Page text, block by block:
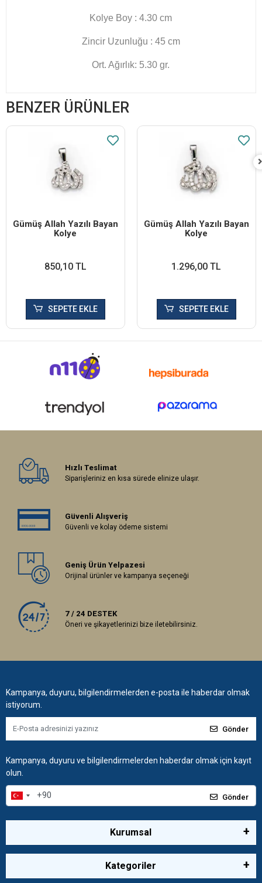
Kolye Boy : 4.30 cm
Zincir Uzunluğu : 45 cm
Ort. Ağırlık: 5.30 gr.
BENZER ÜRÜNLER
Gümüş Allah Yazılı Bayan
Kolye
850,10 TL
SEPETE EKLE
Gümüş Allah Yazılı Bayan
Kolye
1.296,00 TL
SEPETE EKLE
Hızlı Teslimat
Siparişleriniz en kısa sürede elinize ulaşır.
Güvenli Alışveriş
Güvenli ve kolay ödeme sistemi
Geniş Ürün Yelpazesi
Orijinal ürünler ve kampanya seçeneği
7 / 24 DESTEK
Öneri ve şikayetlerinizi bize iletebilirsiniz.
Kampanya, duyuru, bilgilendirmelerden e-posta ile haberdar olmak
istiyorum.
Gönder
Kampanya, duyuru ve bilgilendirmelerden haberdar olmak için kayıt
olun.
Gönder
Kurumsal
Kategoriler